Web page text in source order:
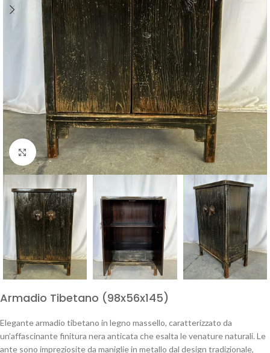
Click to enlarge
Armadio Tibetano (98x56x145)
Elegante armadio tibetano in legno massello, caratterizzato da
un’affascinante finitura nera anticata che esalta le venature naturali. Le
ante sono impreziosite da maniglie in metallo dal design tradizionale,